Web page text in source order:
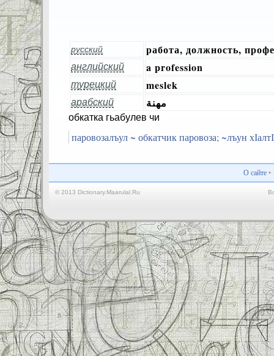
русский работа, должность,
английский a profession
турецкий meslek
арабский مهنة
обкатка гьабулев чи
паровозалъул ~ обкатчик паровоза; ~лъун
О сайте•
© 2013 Dictionary.Maarulal.Ru